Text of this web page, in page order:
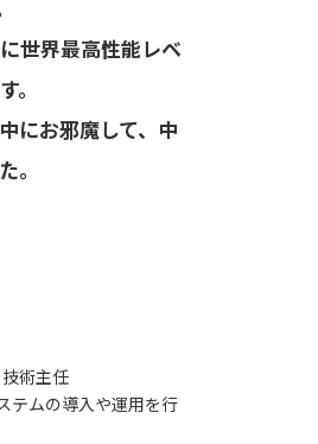
世界最高性能レベ
。
にお邪魔して、中
。
術主任
テムの導入や運用を行